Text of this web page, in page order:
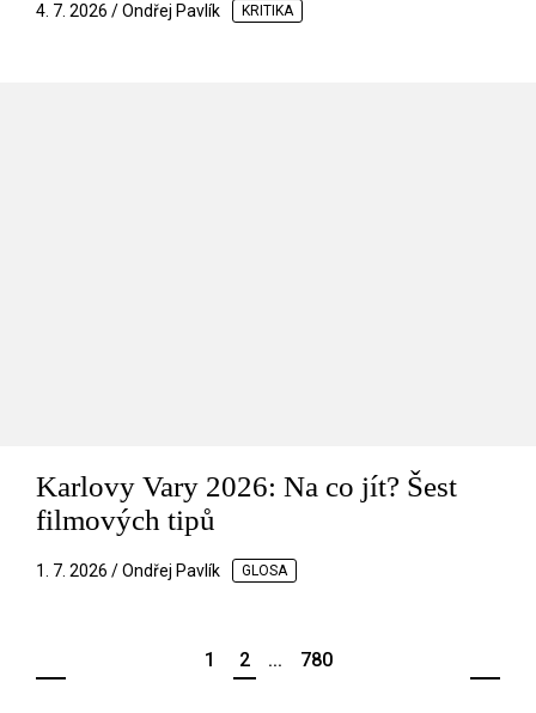
4. 7. 2026 / Ondřej Pavlík KRITIKA
Karlovy Vary 2026: Na co jít? Šest
filmových tipů
1. 7. 2026 / Ondřej Pavlík GLOSA
1 2 ... 780